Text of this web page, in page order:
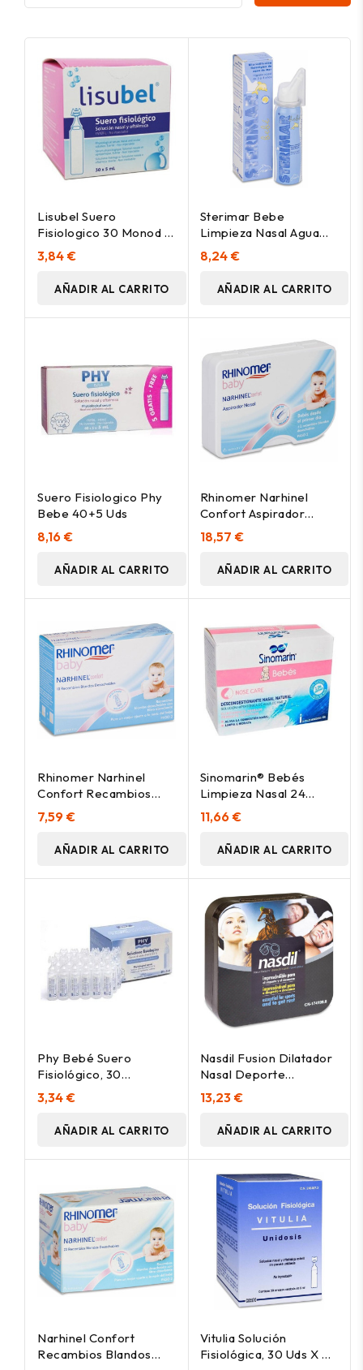
Lisubel Suero
Fisiologico 30 Monod X
5Ml
3,84 €
AÑADIR AL CARRITO
Sterimar Bebe
Limpieza Nasal Agua
De Mar Microdifusion,
50 Ml
8,24 €
AÑADIR AL CARRITO
Suero Fisiologico Phy
Bebe 40+5 Uds
8,16 €
AÑADIR AL CARRITO
Rhinomer Narhinel
Confort Aspirador
Nasal, 1 Ud
18,57 €
AÑADIR AL CARRITO
Rhinomer Narhinel
Confort Recambios
Blandos Desechables,
10 Uds
7,59 €
AÑADIR AL CARRITO
Sinomarin® Bebés
Limpieza Nasal 24
Monodosis
11,66 €
AÑADIR AL CARRITO
Phy Bebé Suero
Fisiológico, 30
Monodosis
3,34 €
AÑADIR AL CARRITO
Nasdil Fusion Dilatador
Nasal Deporte
Ronquido 1Ud
13,23 €
AÑADIR AL CARRITO
Narhinel Confort
Recambios Blandos
Vitulia Solución
Fisiológica, 30 Uds X 5